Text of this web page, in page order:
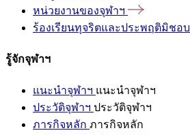
หน่วยงานของจุฬาฯ
ร้องเรียนทุจริตและประพฤติมิชอบ
รู้จักจุฬาฯ
แนะนำจุฬาฯ แนะนำจุฬาฯ
ประวัติจุฬาฯ ประวัติจุฬาฯ
ภารกิจหลัก ภารกิจหลัก